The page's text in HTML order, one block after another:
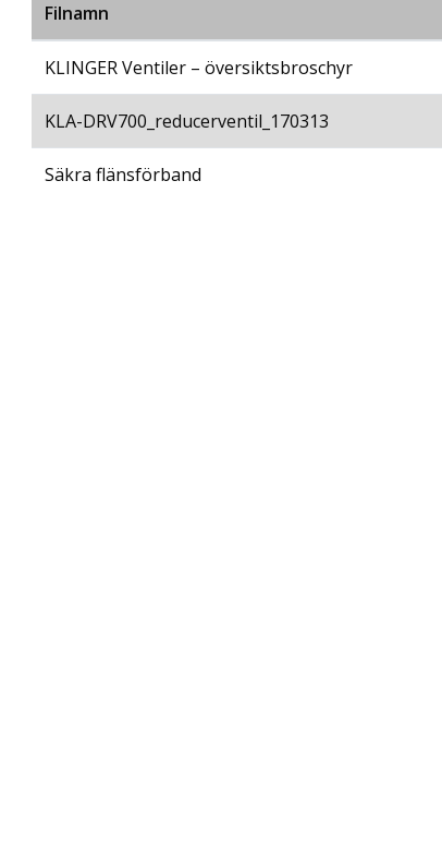
Filnamn
KLINGER Ventiler – översiktsbroschyr
KLA-DRV700_reducerventil_170313
Säkra flänsförband